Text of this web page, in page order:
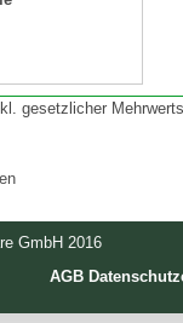
gesetzlicher
GmbH 2016
AGB